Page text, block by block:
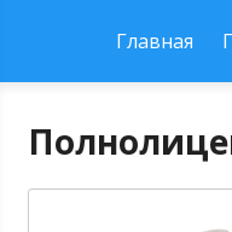
Главная